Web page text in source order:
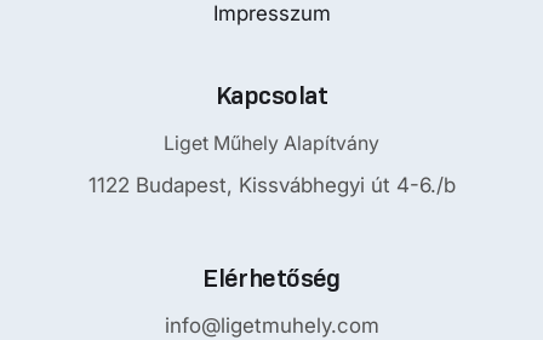
Impresszum
Kapcsolat
Liget Műhely Alapítvány
1122 Budapest, Kissvábhegyi út 4-6./b
Elérhetőség
info@ligetmuhely.com